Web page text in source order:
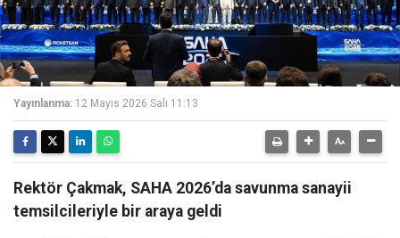
Yayınlanma: 12 Mayıs 2026 Salı 11:13
Rektör Çakmak, SAHA 2026’da savunma sanayii
temsilcileriyle bir araya geldi